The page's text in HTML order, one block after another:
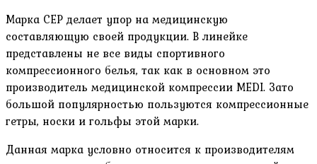
Марка CEP делает упор на медицинскую
составляющую своей продукции. В линейке
представлены не все виды спортивного
компрессионного белья, так как в основном это
производитель медицинской компрессии MEDI. Зато
большой популярностью пользуются компрессионные
гетры, носки и гольфы этой марки.
Данная марка условно относится к производителям